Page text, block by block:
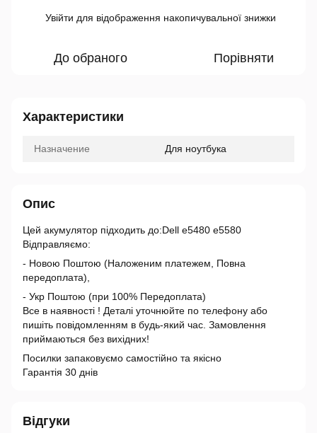
Увійти для відображення накопичувальної знижки
До обраного Порівняти
Характеристики
Назначение Для ноутбука
Опис
Цей акумулятор підходить до:Dell e5480 e5580
Відправляємо:
- Новою Поштою (Наложеним платежем, Повна
передоплата),
- Укр Поштою (при 100% Передоплата)
Все в наявності ! Деталі уточнюйте по телефону або
пишіть повідомленням в будь-який час. Замовлення
приймаються без вихідних!
Посилки запаковуємо самостійно та якісно
Гарантія 30 днів
Відгуки